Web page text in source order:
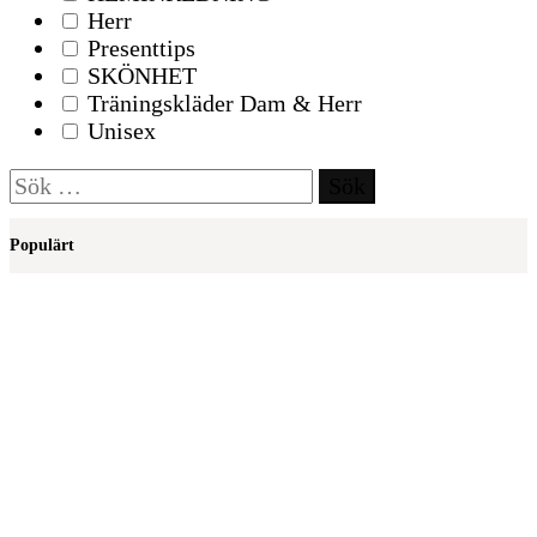
Herr
Presenttips
SKÖNHET
Träningskläder Dam & Herr
Unisex
Sök
efter:
Populärt